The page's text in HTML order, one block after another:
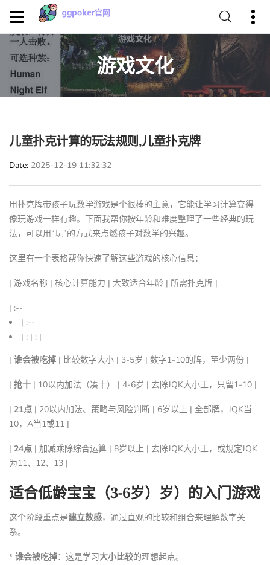
游戏文化
儿童扑克计算的玩法规则,儿童扑克牌
Date 2025-12-19 11:32:32
用扑克牌带孩子玩数学游戏是个很棒的主意，它能让学习计算变得
像玩游戏一样有趣。下面我帮你按年龄和难度整理了一些经典的玩
法，可以用“玩”的方式来点燃孩子对数学的兴趣。
这里有一个表格帮你快速了解这些游戏的核心信息：
| 游戏名称 | 核心计算能力 | 大致适合年龄 | 所需扑克牌 |
| :--
| :--
| : | : |
| 谁会被吃掉 | 比较数字大小 | 3-5岁 | 数字1-10的牌，至少两份 |
| 抢十 | 10以内加法（凑十） | 4-6岁 | 去除JQK大小王，只留1-10 |
| 21点 | 20以内加法、策略与风险判断 | 6岁以上 | 全部牌，JQK当
10，A当1或11 |
| 24点 | 加减乘除综合运算 | 8岁以上 | 去除JQK大小王，或规定JQK
为11、12、13 |
适合低龄宝宝（3-6岁）岁）的入门游戏
这个阶段重点是建立数感，通过直观的比较和组合来理解数字关
系。
* 谁会被吃掉：这是学习大小比较的理想起点。